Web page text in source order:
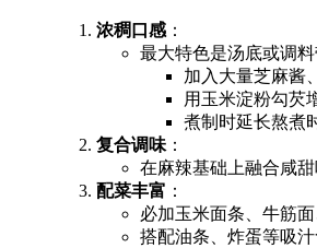
浓稠口感 ：
最大特色是汤底或调
加入大量芝麻酱
用玉米淀粉勾芡
煮制时延长熬煮
复合调味 ：
在麻辣基础上融合咸
配菜丰富 ：
必加玉米面条、牛筋
搭配油条、炸蛋等吸